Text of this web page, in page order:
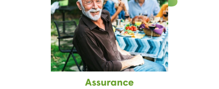
Assurance